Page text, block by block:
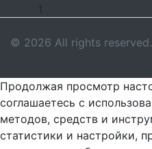
© 2026 All rights reserved.
Продолжая просмотр
соглашаетесь с
методов, средств и
статистики и настройки,